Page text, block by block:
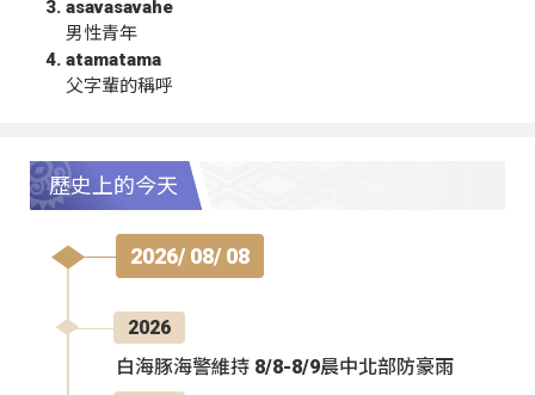
asavasavahe
男性青年
atamatama
父字輩的稱呼
歷史上的今天
2026/ 08/ 08
2026
白海豚海警維持 8/8-8/9晨中北部防豪雨